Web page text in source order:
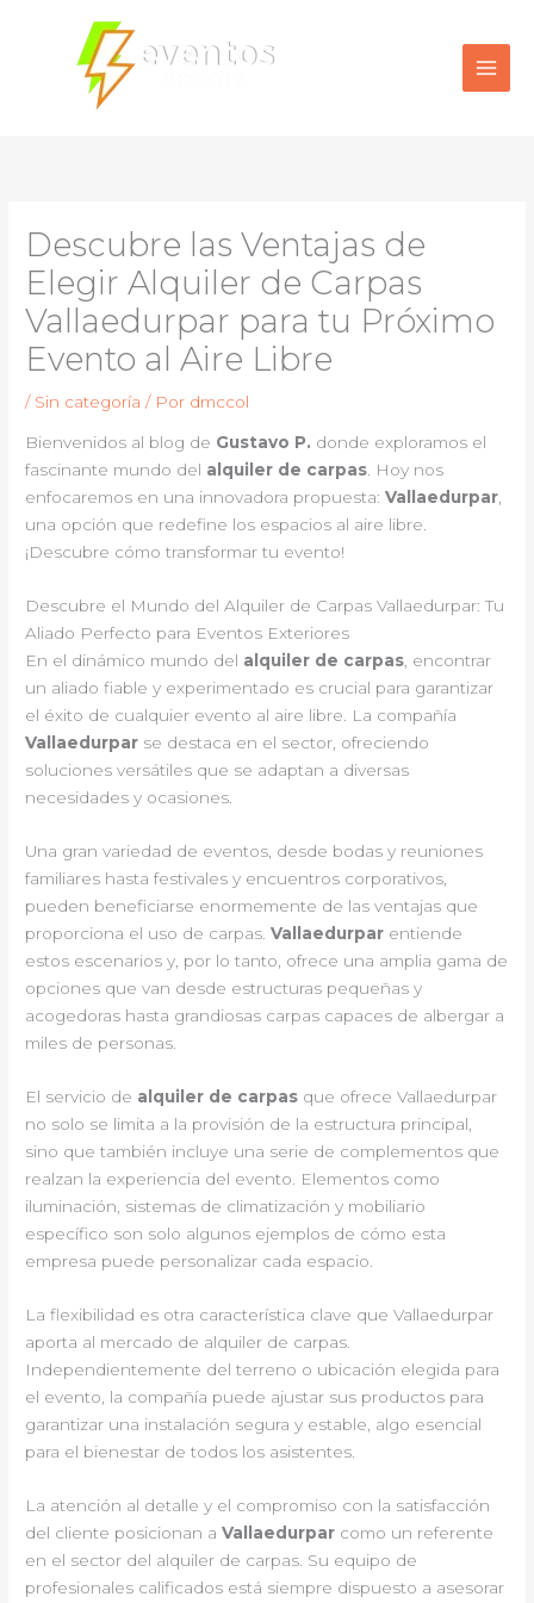
contenido
Descubre las Ventajas de
Elegir Alquiler de Carpas
Vallaedurpar para tu Próximo
Evento al Aire Libre
/ Sin categoría / Por dmccol
Bienvenidos al blog de Gustavo P. donde exploramos el
fascinante mundo del alquiler de carpas. Hoy nos
enfocaremos en una innovadora propuesta:Vallaedurpar,
una opción que redefine los espacios al aire libre.
¡Descubre cómo transformar tu evento!
Descubre el Mundo del Alquiler de Carpas Vallaedurpar: Tu
Aliado Perfecto para Eventos Exteriores
En el dinámico mundo del alquiler de carpas , encontrar
un aliado fiable y experimentado es crucial para garantizar
el éxito de cualquier evento al aire libre. La compañía
Vallaedurpar se destaca en el sector, ofreciendo
soluciones versátiles que se adaptan a diversas
necesidades y ocasiones.
Una gran variedad de eventos, desde bodas y reuniones
familiares hasta festivales y encuentros corporativos,
pueden beneficiarse enormemente de las ventajas que
proporciona el uso de carpas.Vallaedurpar entiende
estos escenarios y, por lo tanto, ofrece una amplia gama de
opciones que van desde estructuras pequeñas y
acogedoras hasta grandiosas carpas capaces de albergar a
miles de personas.
El servicio de alquiler de carpas que ofrece Vallaedurpar
no solo se limita a la provisión de la estructura principal,
sino que también incluye una serie de complementos que
realzan la experiencia del evento. Elementos como
iluminación, sistemas de climatización y mobiliario
específico son solo algunos ejemplos de cómo esta
empresa puede personalizar cada espacio.
La flexibilidad es otra característica clave que Vallaedurpar
aporta al mercado de alquiler de carpas.
Independientemente del terreno o ubicación elegida para
el evento, la compañía puede ajustar sus productos para
garantizar una instalación segura y estable, algo esencial
para el bienestar de todos los asistentes.
La atención al detalle y el compromiso con la satisfacción
del cliente posicionan aVallaedurpar como un referente
en el sector del alquiler de carpas. Su equipo de
profesionales calificados está siempre dispuesto a asesorar